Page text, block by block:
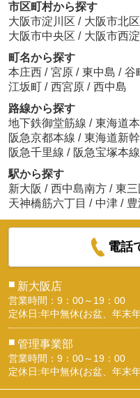
市区町村から探す
大阪市淀川区 / 大阪市北区
大阪市中央区 / 大阪市西
町名から探す
本庄西 / 宮原 / 東中島 / 谷
江坂町 / 西宮原 / 西中島
路線から探す
地下鉄御堂筋線 / 東海道
阪急京都本線 / 東海道新
阪急千里線 / 阪急宝塚本線
駅から探す
新大阪 / 西中島南方 / 東三
天神橋筋六丁目 / 中津 /
電話
■ 新大阪店
営業時間：9：00～19：00
定休日:年中無休(お盆、年末
■ 管理事業部
営業時間：9：00～19：00
定休日:年中無休(お盆、年末